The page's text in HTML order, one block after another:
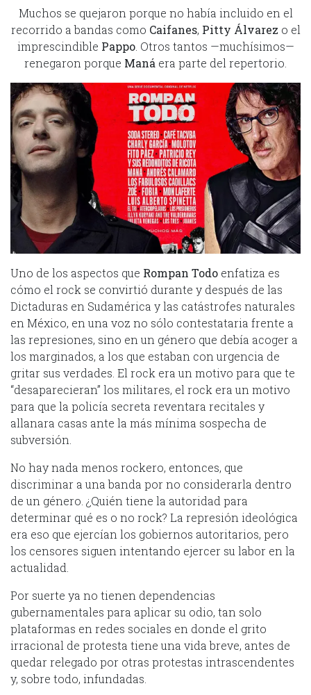
Muchos se quejaron porque no había incluido en el
recorrido a bandas como Caifanes, Pitty Álvarez o el
imprescindible Pappo. Otros tantos —muchísimos—
renegaron porque Maná era parte del repertorio.
Uno de los aspectos que Rompan Todo enfatiza es
cómo el rock se convirtió durante y después de las
Dictaduras en Sudamérica y las catástrofes naturales
en México, en una voz no sólo contestataria frente a
las represiones, sino en un género que debía acoger a
los marginados, a los que estaban con urgencia de
gritar sus verdades. El rock era un motivo para que te
“desaparecieran” los militares, el rock era un motivo
para que la policía secreta reventara recitales y
allanara casas ante la más mínima sospecha de
subversión.
No hay nada menos rockero, entonces, que
discriminar a una banda por no considerarla dentro
de un género. ¿Quién tiene la autoridad para
determinar qué es o no rock? La represión ideológica
era eso que ejercían los gobiernos autoritarios, pero
los censores siguen intentando ejercer su labor en la
actualidad.
Por suerte ya no tienen dependencias
gubernamentales para aplicar su odio, tan solo
plataformas en redes sociales en donde el grito
irracional de protesta tiene una vida breve, antes de
quedar relegado por otras protestas intrascendentes
y, sobre todo, infundadas.